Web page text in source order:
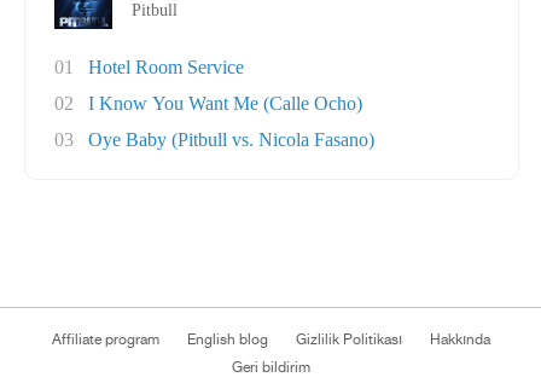
Pitbull
01
Hotel Room Service
02
I Know You Want Me (Calle Ocho)
03
Oye Baby (Pitbull vs. Nicola Fasano)
Affiliate program English blog Gizlilik Politikası
Hakkında
Geri bildirim